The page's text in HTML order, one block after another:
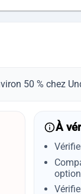
50 % chez
À